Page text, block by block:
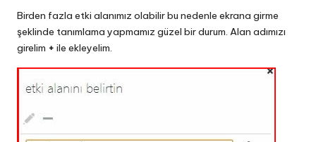
Birden fazla etki alanımız olabilir bu nedenle ekrana girme
şeklinde tanımlama yapmamız güzel bir durum. Alan adımızı
girelim + ile ekleyelim.